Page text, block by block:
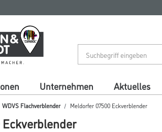
Unternehmen Aktuelles
WDVS Flachverblender Meldorfer 07500 Eckverblender